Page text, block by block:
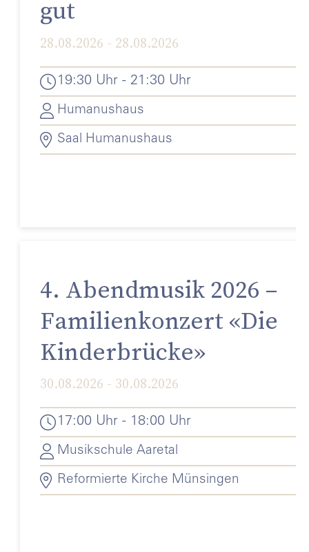
gut
28.08.2026 - 28.08.2026
19:30 Uhr - 21:30 Uhr
Humanushaus
Saal Humanushaus
4. Abendmusik 2026 –
Familienkonzert «Die
Kinderbrücke»
30.08.2026 - 30.08.2026
17:00 Uhr - 18:00 Uhr
Musikschule Aaretal
Reformierte Kirche Münsingen